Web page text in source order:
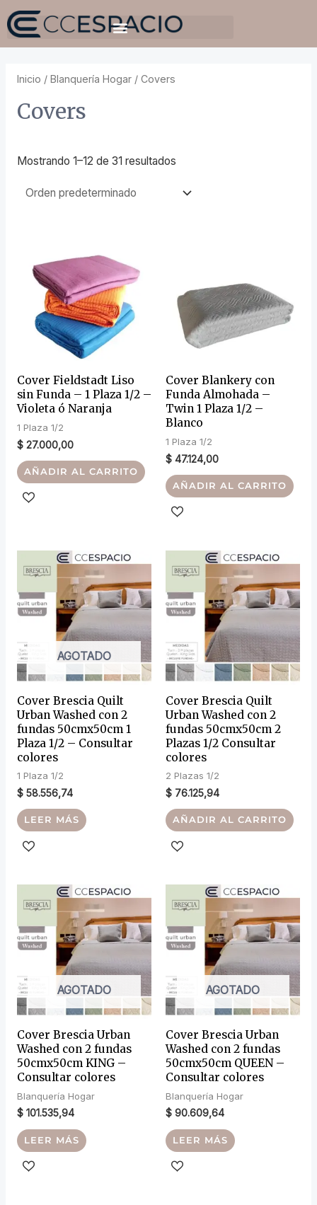
Inicio / Blanquería Hogar/ Covers
Covers
Mostrando 1–12 de 31 resultados
Cover Fieldstadt Liso
sin Funda – 1 Plaza 1/2 –
Violeta ó Naranja
1 Plaza 1/2
$27.000,00
AÑADIR AL CARRITO
Cover Blankery con
Funda Almohada –
Twin 1 Plaza 1/2 –
Blanco
1 Plaza 1/2
$ 47.124,00
AÑADIR AL CARRITO
AGOTADO
Cover Brescia Quilt
Urban Washed con 2
fundas 50cmx50cm 1
Plaza 1/2 – Consultar
colores
1 Plaza 1/2
$58.556,74
LEER MÁS
Cover Brescia Quilt
Urban Washed con 2
fundas 50cmx50cm 2
Plazas 1/2 Consultar
colores
2 Plazas 1/2
$ 76.125,94
AÑADIR AL CARRITO
AGOTADO
Cover Brescia Urban
Washed con 2 fundas
50cmx50cm KING –
Consultar colores
Blanquería Hogar
$101.535,94
LEER MÁS
AGOTADO
Cover Brescia Urban
Washed con 2 fundas
50cmx50cm QUEEN –
Consultar colores
Blanquería Hogar
$ 90.609,64
LEER MÁS